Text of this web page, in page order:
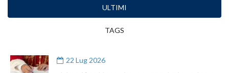
ULTIMI
TAGS
22 Lug 2026